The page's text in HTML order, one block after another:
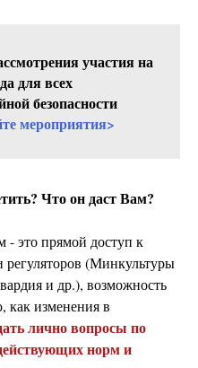
участия на
для всех
безопасности
мероприятия>
Что он даст Вам?
- это прямой доступ к
регуляторов (Минкультуры
и др.), возможность
как изменения в
лично вопросы по
норм и